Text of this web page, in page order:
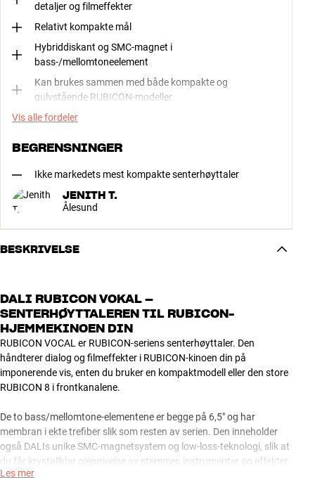
detaljer og filmeffekter
Relativt kompakte mål
Hybriddiskant og SMC-magnet i
bass-/mellomtoneelement
Kan brukes sammen med både kompakte og
gulvstående RUBICON-modeller
Vis alle fordeler
BEGRENSNINGER
Ikke markedets mest kompakte senterhøyttaler
JENITH T.
Ålesund
BESKRIVELSE
DALI RUBICON VOKAL –
SENTERHØYTTALEREN TIL RUBICON-
HJEMMEKINOEN DIN
RUBICON VOCAL er RUBICON-seriens senterhøyttaler. Den
håndterer dialog og filmeffekter i RUBICON-kinoen din på
imponerende vis, enten du bruker en kompaktmodell eller den store
RUBICON 8 i frontkanalene.
De to bass/mellomtone-elementene er begge på 6,5" og har
membran i ekte trefiber slik som resten av serien. Den inneholder
også DALIs unike SMC-magnetsystem og low-loss-teknologi, slik at
du får krystallklar gjengivelse av stemmer, instrumenter og effekter
Les mer